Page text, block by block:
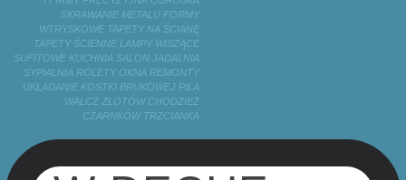
SKRAWANIE METALU FORMY
WTRYSKOWE TAPETY NA ŚCIANĘ
TAPETY ŚCIENNE LAMPY WISZĄCE
SUFITOWE KUCHNIA SALON JADALNIA
SYPIALNIA ROLETY OKNA REMONTY
UKŁADANIE KOSTKI BRUKOWEJ PIŁA
WAŁCZ ZŁOTÓW CHODZIEŻ
CZARNKÓW TRZCIANKA